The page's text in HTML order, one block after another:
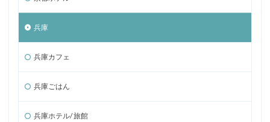
兵庫
兵庫カフェ
兵庫ごはん
兵庫ホテル/ 旅館